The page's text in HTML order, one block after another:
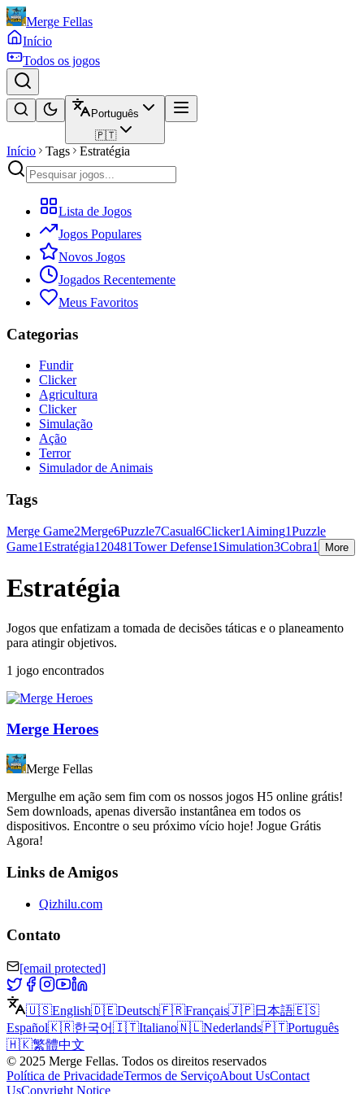
Merge Fellas
Início
Todos os jogos
Português
🇵🇹
Início Tags Estratégia
Lista de Jogos
Jogos Populares
Novos Jogos
Jogados Recentemente
Meus Favoritos
Categorias
Fundir
Clicker
Agricultura
Clicker
Simulação
Ação
Terror
Simulador de Animais
Tags
Merge Game2Merge6Puzzle7Casual6Clicker1 Aiming1Puzzle
Game1Estratégia1 20481Tower Defense1 Simulation3Cobra1 More
Estratégia
Jogos que enfatizam a tomada de decisões táticas e o planeamento
para atingir objetivos.
1 jogo encontrados
Merge Heroes
Merge Fellas
Mergulhe em ação sem fim com os nossos jogos H5 online grátis!
Sem downloads, apenas diversão instantânea em todos os
dispositivos. Encontre o seu próximo vício hoje! Jogue Grátis
Agora!
Links de Amigos
Qizhilu.com
Contato
[email protected]
🇺🇸English🇩🇪Deutsch🇫🇷Français🇯🇵日本語🇪🇸
Español🇰🇷한국어🇮🇹Italiano🇳🇱Nederlands🇵🇹Português
🇭🇰繁體中文
© 2025 Merge Fellas. Todos os direitos reservados
Política de PrivacidadeTermos de ServiçoAbout UsContact
UsCopyright Notice